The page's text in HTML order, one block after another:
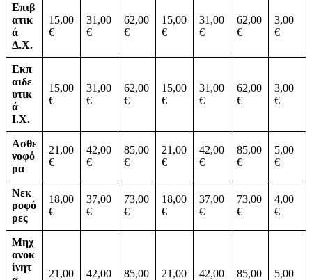
Επιβ
ατικ
ά
Δ.Χ.
15,00
€
31,00
€
62,00
€
15,00
€
31,00
€
62,00
€
3,00
€
Εκπ
αιδε
υτικ
ά
Ι.Χ.
15,00
€
31,00
€
62,00
€
15,00
€
31,00
€
62,00
€
3,00
€
Ασθε
νοφό
ρα
21,00
€
42,00
€
85,00
€
21,00
€
42,00
€
85,00
€
5,00
€
Νεκ
ροφό
ρες
18,00
€
37,00
€
73,00
€
18,00
€
37,00
€
73,00
€
4,00
€
Μηχ
ανοκ
ίνητ
21,00
42,00
85,00
21,00
42,00
85,00
5,00